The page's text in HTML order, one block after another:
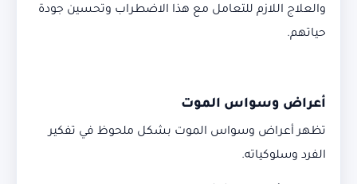
والعلاج اللازم للتعامل مع هذا الاضطراب وتحسين جودة
حياتهم.
أعراض وسواس الموت
تظهر أعراض وسواس الموت بشكل ملحوظ في تفكير
الفرد وسلوكياته.